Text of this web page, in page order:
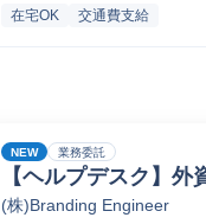
在宅OK 交通費支給
NEW 業務委託
【ヘルプデスク】
(株)Branding Engineer